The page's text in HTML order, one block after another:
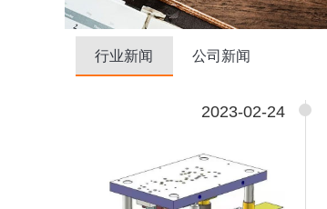
行业新闻 公司新闻
2023-02-24